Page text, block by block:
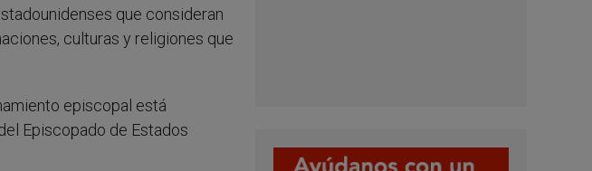
que consideran
culturas y religiones que
episcopal está
Episcopado de Estados